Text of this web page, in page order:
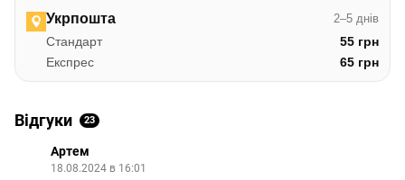
Укрпошта 2–5 днів
Стандарт
55 грн
Експрес
65 грн
Відгуки 23
Артем
18.08.2024 в 16:01